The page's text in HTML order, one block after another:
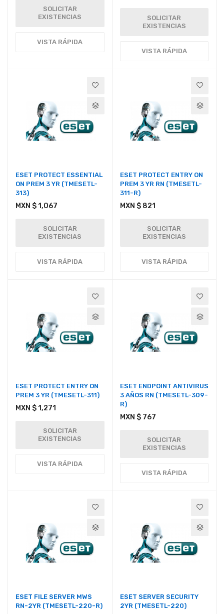
SOLICITAR
EXISTENCIAS
VISTA RÁPIDA
SOLICITAR
EXISTENCIAS
VISTA RÁPIDA
ESET PROTECT ESSENTIAL
ON PREM 3 YR (TMESETL-
313)
MXN $ 1,067
SOLICITAR
EXISTENCIAS
VISTA RÁPIDA
ESET PROTECT ENTRY ON
PREM 3 YR RN (TMESETL-
311-R)
MXN $ 821
SOLICITAR
EXISTENCIAS
VISTA RÁPIDA
ESET PROTECT ENTRY ON
PREM 3 YR (TMESETL-311)
MXN $ 1,271
SOLICITAR
EXISTENCIAS
VISTA RÁPIDA
ESET ENDPOINT ANTIVIRUS
3 AÑOS RN (TMESETL-309-
R)
MXN $ 767
SOLICITAR
EXISTENCIAS
VISTA RÁPIDA
ESET FILE SERVER MWS
RN-2YR (TMESETL-220-R)
ESET SERVER SECURITY
2YR (TMESETL-220)